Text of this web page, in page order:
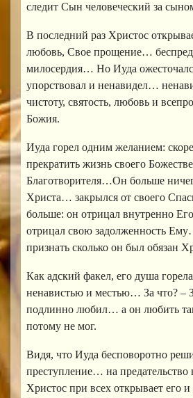
следит Сын человеческий за
В последний раз Христос
любовь, Свое прощение…
милосердия… Но Иуда
упорствовал и ненавидел…
чистоту, святость, любовь и
Божия.
Иуда горел одним желанием:
прекратить жизнь своего
Благотворителя…Он больше
Христа… закрылся от своего
больше: он отрицал внутренно
отрицал свою задолженность
признать сколько он был обязан
Как адский факел, его душа
ненавистью и местью… За что? –
подлинно любил… а он любить
потому не мог.
Видя, что Иуда бесповоротно
преступление… на предательство
Христос при всех открывает его и